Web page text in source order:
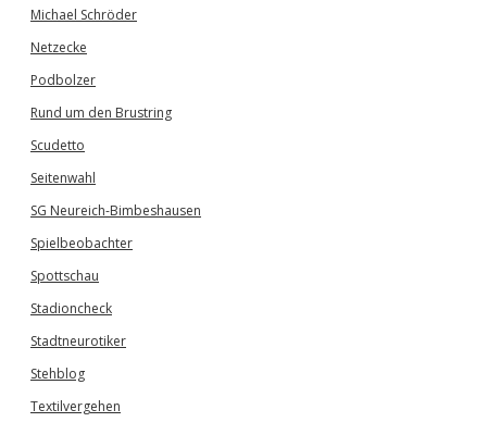
Michael Schröder
Netzecke
Podbolzer
Rund um den Brustring
Scudetto
Seitenwahl
SG Neureich-Bimbeshausen
Spielbeobachter
Spottschau
Stadioncheck
Stadtneurotiker
Stehblog
Textilvergehen